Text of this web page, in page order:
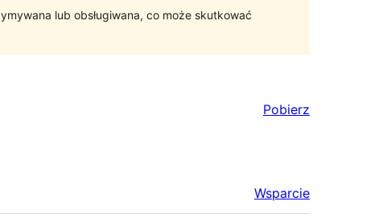
lub obsługiwana, co może skutkować
Pobierz
Wsparcie